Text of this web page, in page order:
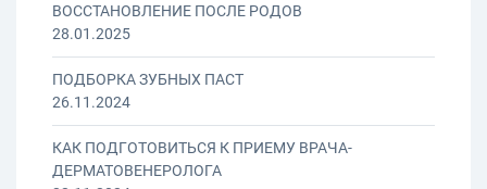
ВОССТАНОВЛЕНИЕ ПОСЛЕ РОДОВ
28.01.2025
ПОДБОРКА ЗУБНЫХ ПАСТ
26.11.2024
КАК ПОДГОТОВИТЬСЯ К ПРИЕМУ ВРАЧА-
ДЕРМАТОВЕНЕРОЛОГА